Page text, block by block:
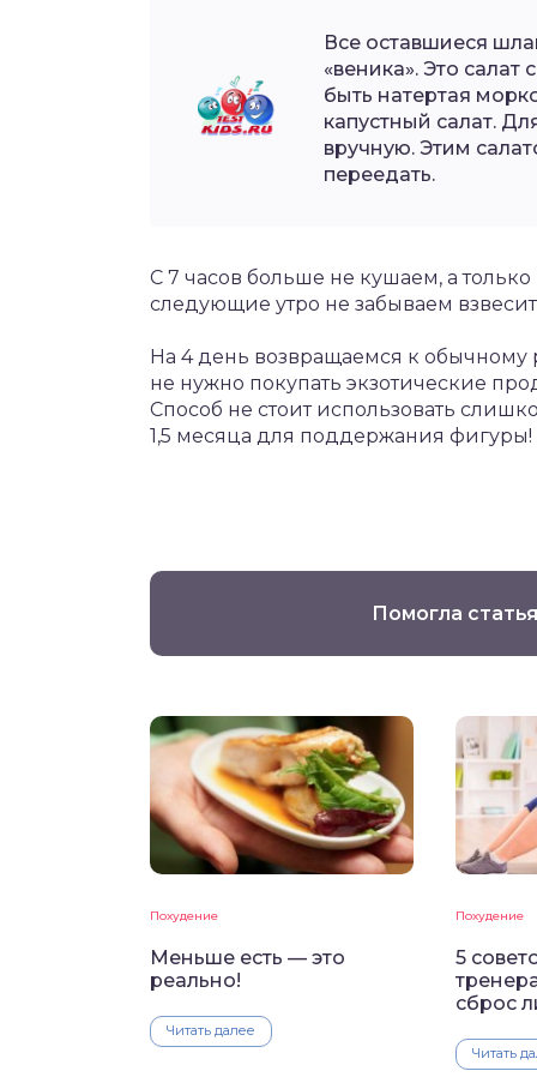
Все оставшиеся
«веника». Это
быть натертая
капустный салат.
вручную. Этим
переедать.
С 7 часов больше не кушаем, а
следующие утро не забываем
На 4 день возвращаемся к обычному
не нужно покупать экзотические
Способ не стоит использовать
1,5 месяца для поддержания фигуры!
Помогла
Похудение
Меньше есть — это
реально!
Читать далее
Похудение
5
сброс
Читать